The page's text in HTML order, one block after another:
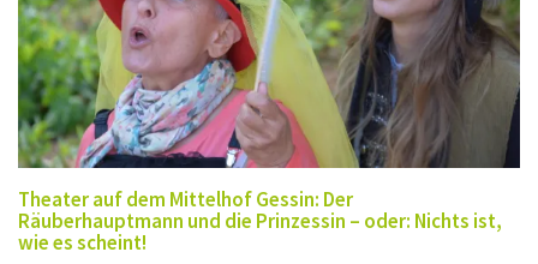
Theater auf dem Mittelhof Gessin: Der
Räuberhauptmann und die Prinzessin – oder: Nichts ist,
wie es scheint!